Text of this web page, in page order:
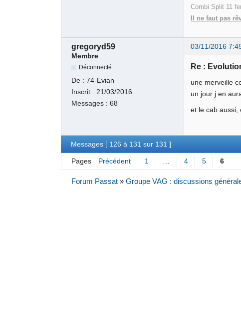
Combi Split 11
Il ne faut pas
gregoryd59
03/11/2016
Membre
Déconnecté
De :74-Evian
Inscrit :21/03/2016
Messages :68
Re :
une merveille
un jour j en
et le cab aussi,
Messages [ 126 à 131 sur 131 ]
Pages Précédent 1 4 5 6
Forum Passat » Groupe VAG : discussions